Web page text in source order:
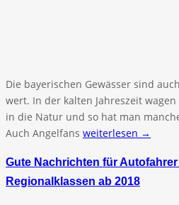
Die bayerischen Gewässer sind
wert. In der kalten Jahreszeit
in die Natur und so hat man
Auch Angelfans weiterlesen →
Gute Nachrichten für
Regionalklassen ab 2018